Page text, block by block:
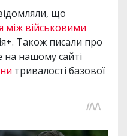
що
між військовими
Також писали про
нашому сайті
тривалості базової